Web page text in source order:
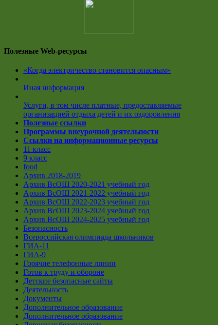
Полезные Web-ресурсы
«Когда электричество становится опасным»
Иная информация
Услуги, в том числе платные, предоставляемые
организацией отдыха детей и их оздоровления
Полезные ссылки
Программы внеурочной деятельности
Ссылки на информационные ресурсы
11 класс
9 класс
food
Архив 2018-2019
Архив ВсОШ 2020-2021 учебный год
Архив ВсОШ 2021-2022 учебный год
Архив ВсОШ 2022-2023 учебный год
Архив ВсОШ 2023-2024 учебный год
Архив ВсОШ 2024-2025 учебный год
Безопасность
Всероссийская олимпиада школьников
ГИА-11
ГИА-9
Горячие телефонные линии
Готов к труду и обороне
Детские безопасные сайты
Деятельность
Документы
Дополнительное образование
Дополнительное образование